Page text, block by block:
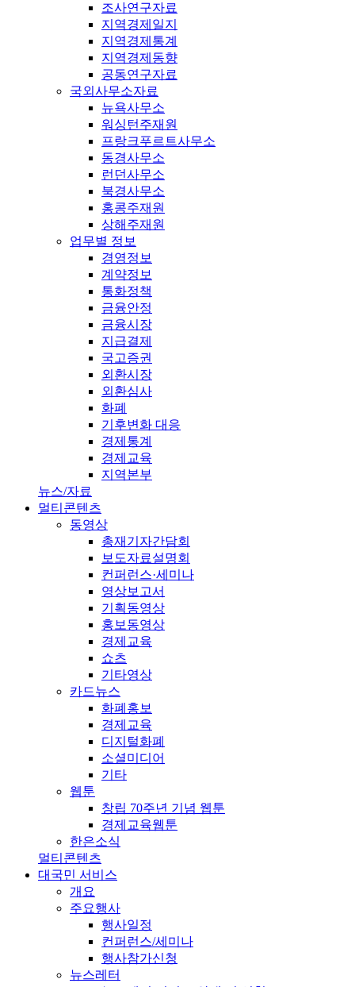
조사연구자료
지역경제일지
지역경제통계
지역경제동향
공동연구자료
국외사무소자료
뉴욕사무소
워싱턴주재원
프랑크푸르트사무소
동경사무소
런던사무소
북경사무소
홍콩주재원
상해주재원
업무별 정보
경영정보
계약정보
통화정책
금융안정
금융시장
지급결제
국고증권
외환시장
외환심사
화폐
기후변화 대응
경제통계
경제교육
지역본부
뉴스/자료
멀티콘텐츠
동영상
총재기자간담회
보도자료설명회
컨퍼런스·세미나
영상보고서
기획동영상
홍보동영상
경제교육
쇼츠
기타영상
카드뉴스
화폐홍보
경제교육
디지털화폐
소셜미디어
기타
웹툰
창립 70주년 기념 웹툰
경제교육웹툰
한은소식
멀티콘텐츠
대국민 서비스
개요
주요행사
행사일정
컨퍼런스/세미나
행사참가신청
뉴스레터